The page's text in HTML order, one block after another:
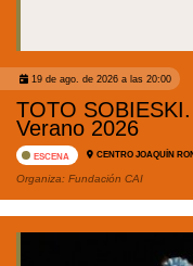
19 de ago. de 2026 a las 20:00
TOTO
Verano 2026
ESCENA CENTRO JOAQUÍN
Organiza: Fundación CAI